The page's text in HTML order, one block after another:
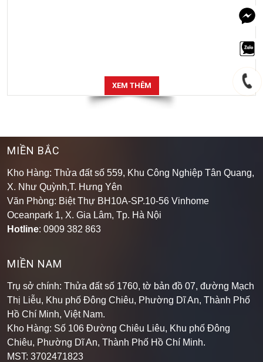
XEM THÊM
MIỀN BẮC
Kho Hàng: Thửa đất số 559, Khu Công Nghiệp Tân Quang,
X. Như Quỳnh,T. Hưng Yên
Văn Phòng: Biệt Thự BH10A-SP.10-56 Vinhome
Oceanpark 1, X. Gia Lâm, Tp. Hà Nội
Hotline: 0909 382 863
MIỀN NAM
Trụ sở chính: Thửa đất số 1760, tờ bản đồ 07, đường Mạch
Thị Liễu, Khu phố Đông Chiêu, Phường Dĩ An, Thành Phố
Hồ Chí Minh, Việt Nam.
Kho Hàng: Số 106 Đường Chiêu Liêu, Khu phố Đông
Chiêu, Phường Dĩ An, Thành Phố Hồ Chí Minh.
MST: 3702471823